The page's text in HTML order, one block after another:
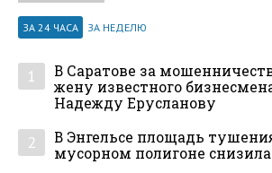
ЗА 24 ЧАСА ЗА НЕДЕЛЮ
1
В Саратове за
жену известного
Надежду Ерусланову
2
В Энгельсе площадь
мусорном полигоне